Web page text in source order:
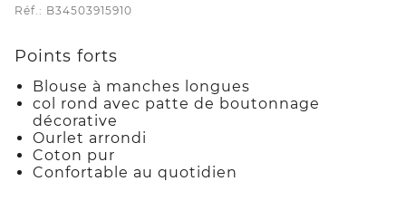
Réf.: B34503915910
Points forts
Blouse à manches longues
col rond avec patte de boutonnage
décorative
Ourlet arrondi
Coton pur
Confortable au quotidien